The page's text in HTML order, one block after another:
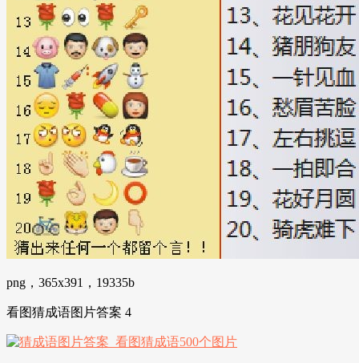
png，365x391，19335b
看图猜成语图片答案 4